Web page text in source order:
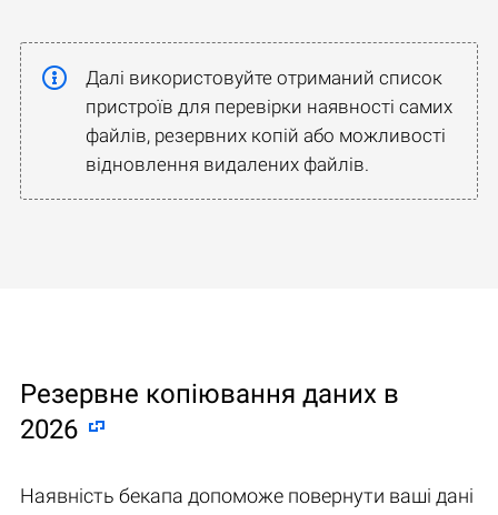
Далі використовуйте отриманий список
пристроїв для перевірки наявності самих
файлів, резервних копій або можливості
відновлення видалених файлів.
Резервне копіювання даних в
2026
Наявність бекапа допоможе повернути ваші дані